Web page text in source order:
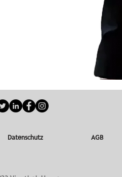
Datenschutz AGB